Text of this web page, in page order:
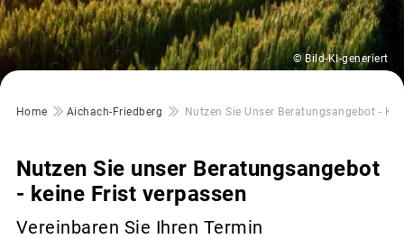
© Bild-KI-generiert
Pfadnavigation
Home Aichach-Friedberg Nutzen Sie Unser Beratungsangebot -
Nutzen Sie unser Beratungsangebot
- keine Frist verpassen
Vereinbaren Sie Ihren Termin